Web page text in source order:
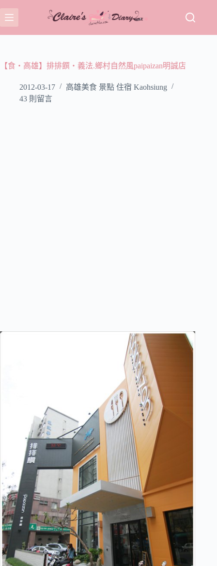
至
主
容【食‧高雄】排排饌‧義法.鄉村自然風paipaizan明誠店
2012-03-17
高雄美食 景點 住宿 Kaohsiung
43 則留言